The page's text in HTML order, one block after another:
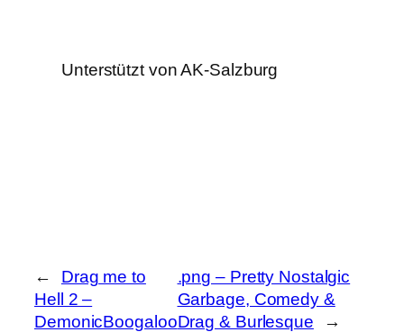
Unterstützt von AK-Salzburg
←
Drag me to
Hell 2 –
DemonicBoogaloo
.png – Pretty Nostalgic
Garbage, Comedy &
Drag & Burlesque
→